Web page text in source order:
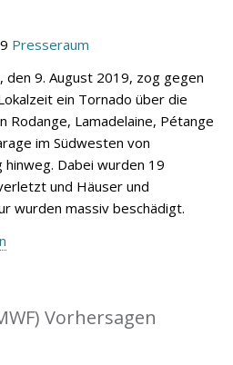
Presseraum
den 9. August 2019, zog gegen
ein Tornado über die
Rodange, Lamadelaine, Pétange
im Südwesten von
hinweg. Dabei wurden 19
und Häuser und
wurden massiv beschädigt.
Vorhersagen